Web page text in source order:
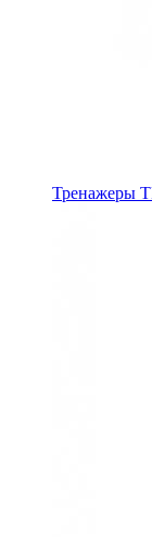
Тренажеры